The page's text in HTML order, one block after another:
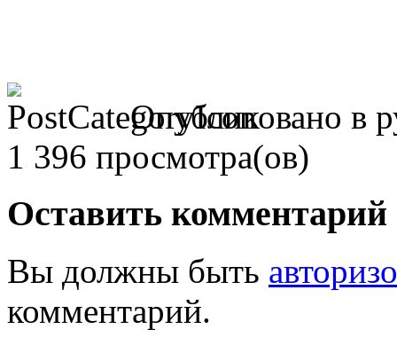
Опубликовано в
1 396 просмотра(ов)
Оставить комментарий
Вы должны быть
комментарий.